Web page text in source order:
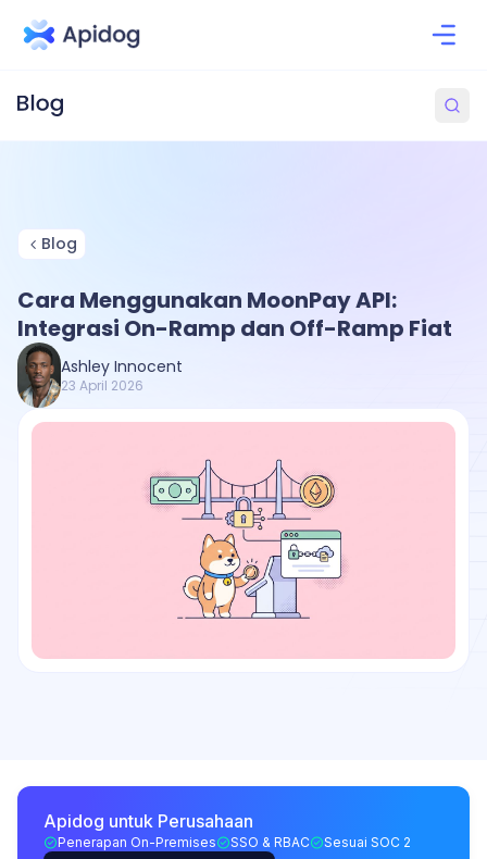
Blog
Cara Menggunakan MoonPay API:
Integrasi On-Ramp dan Off-Ramp Fiat
Ashley Innocent
23 April 2026
Apidog untuk Perusahaan
Penerapan On-Premises SSO & RBAC Sesuai SOC 2